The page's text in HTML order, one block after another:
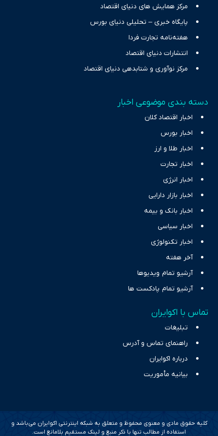
مرکز همایش های دنیای اقتصاد
پایگاه خبری – تحلیلی دنیای بورس
هفته‌نامه تجارت فردا
انتشارات دنیای اقتصاد
مرکز نوآوری و شتابدهی دنیای اقتصاد
دسته بندی موضوعی اخبار
اخبار اقتصاد کلان
اخبار بورس
اخبار طلا و ارز
اخبار تجارت
اخبار انرژی
اخبار بازار دارایی
اخبار بانک و بیمه
اخبار سیاسی
اخبار تکنولوژی
آخر هفته
آرشیو تمام ویدیوها
آرشیو تمام پادکست ها
تماس با اکوایران
تبلیغات
راهنمای تماس و آدرس
درباره اکوایران
بیانیه مأموریت
کلیه حقوق مادی و معنوی محفوظ و متعلق به شبکه اینترنتی اکوایران می‌باشد و
استفاده از مطالب تنها با ذکر منبع و لینک مستقیم بلامانع است.